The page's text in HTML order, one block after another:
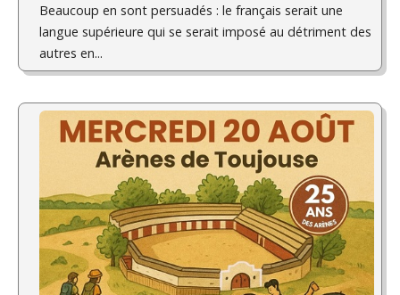
Beaucoup en sont persuadés : le français serait une
langue supérieure qui se serait imposé au détriment des
autres en...